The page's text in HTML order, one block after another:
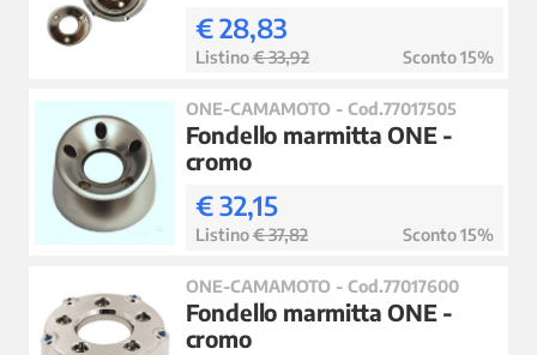
€ 28,83
Listino€ 33,92 Sconto 15%
ONE-CAMAMOTO - Cod.77017505
Fondello marmitta ONE -
cromo
€ 32,15
Listino€ 37,82 Sconto 15%
ONE-CAMAMOTO - Cod.77017600
Fondello marmitta ONE -
cromo